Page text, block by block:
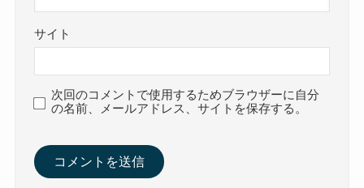
サイト
次回のコメントで使用するためブラウザーに自分
の名前、メールアドレス、サイトを保存する。